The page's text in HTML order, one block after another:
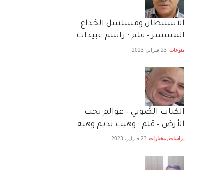
الاستيطان ومسلسل الخداع
المستمر – قلم : راسم عبيدات
منوعات 23 فبراير، 2023
الكتاب الصَّوتي – عوالم تحت
الأرض – قلم : وهيب نديم وهبه
دراسات, مختارات 23 فبراير، 2023